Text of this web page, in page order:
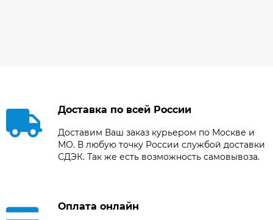
Доставка по всей России
Доставим Ваш заказ курьером по Москве и
МО. В любую точку России службой доставки
СДЭК. Так же есть возможность самовывоза.
Оплата онлайн